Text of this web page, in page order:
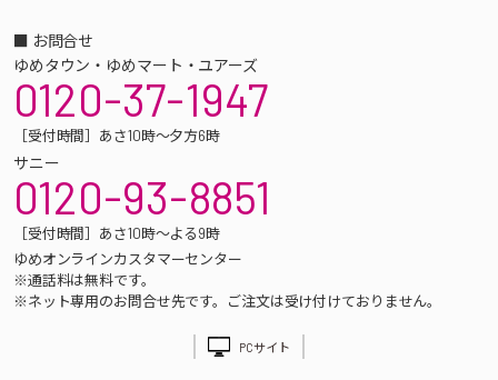
■ お問合せ
ゆめタウン・ゆめマート・ユアーズ
0120-37-1947
［受付時間］あさ10時～夕方6時
サニー
0120-93-8851
［受付時間］あさ10時～よる9時
ゆめオンラインカスタマーセンター
※通話料は無料です。
※ネット専用のお問合せ先です。ご注文は受け付けておりません。
PCサイト